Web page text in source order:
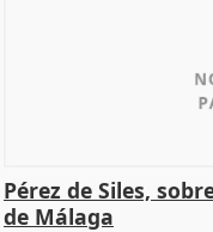
Pérez de Siles,
de Málaga